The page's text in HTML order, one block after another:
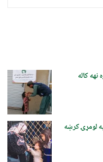
نهه کاله
لومړۍ کرښه